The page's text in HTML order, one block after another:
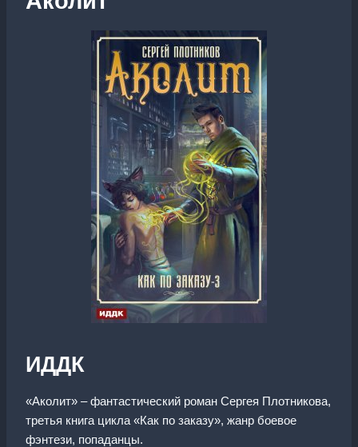
ИДДК
«Аколит» – фантастический роман Сергея Плотникова,
третья книга цикла «Как по заказу», жанр боевое
фэнтези, попаданцы.